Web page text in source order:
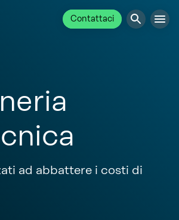
Contattaci
ad abbattere i costi di